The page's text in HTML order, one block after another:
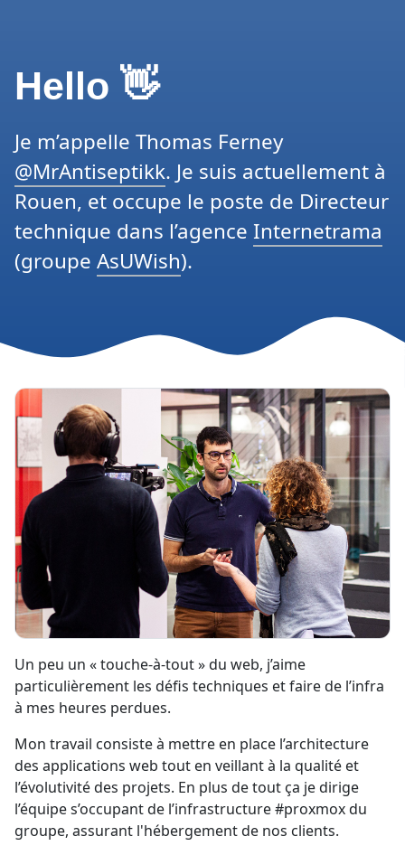
Hello 👋
Je m’appelle Thomas Ferney
@MrAntiseptikk. Je suis actuellement à
Rouen, et occupe le poste de Directeur
technique dans l’agence Internetrama
(groupe AsUWish).
Un peu un « touche-à-tout » du web, j’aime
particulièrement les défis techniques et faire de l’infra
à mes heures perdues.
Mon travail consiste à mettre en place l’architecture
des applications web tout en veillant à la qualité et
l’évolutivité des projets. En plus de tout ça je dirige
l’équipe s’occupant de l’infrastructure #proxmox du
groupe, assurant l'hébergement de nos clients.